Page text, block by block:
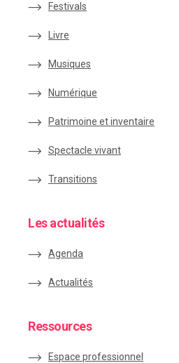
Festivals
Livre
Musiques
Numérique
Patrimoine et inventaire
Spectacle vivant
Transitions
Les actualités
Agenda
Actualités
Ressources
Espace professionnel